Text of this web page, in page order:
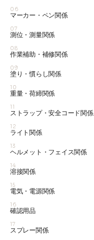
06
マーカー・ペン関係
07
測位・測量関係
08
作業補助・補修関係
09
塗り・慣らし関係
10
重量・荷締関係
11
ストラップ・安全コード関係
12
ライト関係
13
ヘルメット・フェイス関係
14
溶接関係
15
電気・電源関係
16
確認用品
17
スプレー関係